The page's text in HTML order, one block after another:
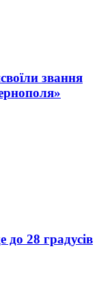
звання
до 28 градусів